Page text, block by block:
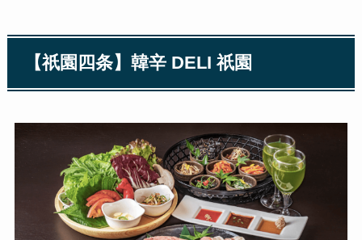
【祇園四条】韓辛 DELI 祇園